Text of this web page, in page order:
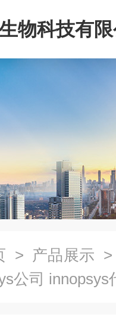
物科技有
> 产品展示
公司 innopsys